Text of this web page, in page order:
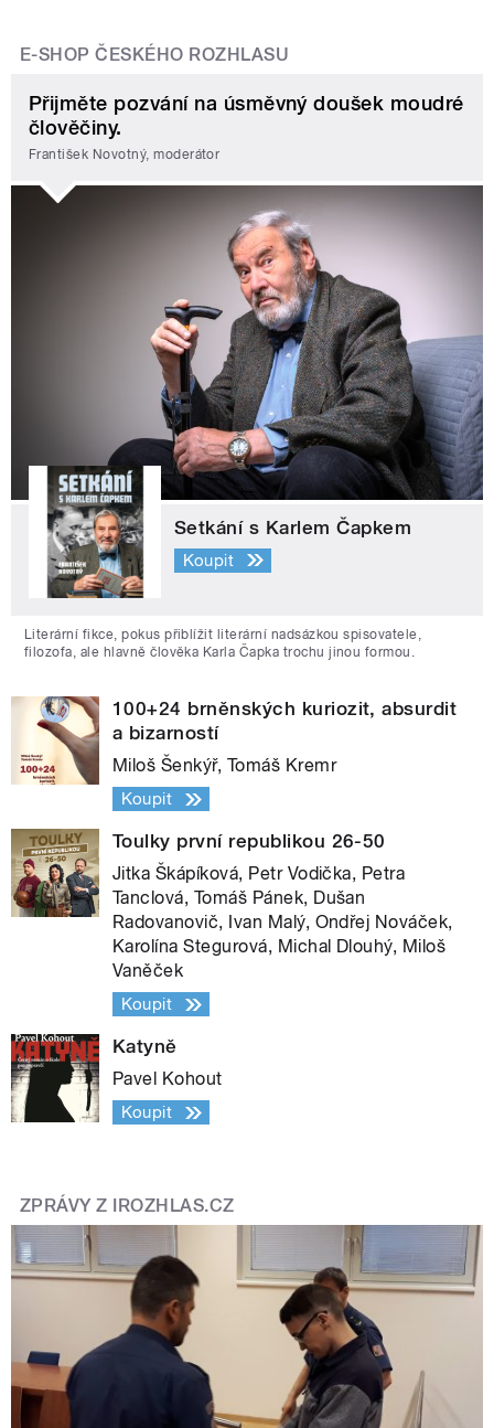
E-SHOP ČESKÉHO ROZHLASU
Přijměte pozvání na úsměvný doušek moudré
člověčiny.
František Novotný, moderátor
Setkání s Karlem Čapkem
Koupit
Literární fikce, pokus přiblížit literární nadsázkou spisovatele,
filozofa, ale hlavně člověka Karla Čapka trochu jinou formou.
100+24 brněnských kuriozit, absurdit
a bizarností
Miloš Šenkýř, Tomáš Kremr
Koupit
Toulky první republikou 26-50
Jitka Škápíková, Petr Vodička, Petra
Tanclová, Tomáš Pánek, Dušan
Radovanovič, Ivan Malý, Ondřej Nováček,
Karolína Stegurová, Michal Dlouhý, Miloš
Vaněček
Koupit
Katyně
Pavel Kohout
Koupit
ZPRÁVY Z IROZHLAS.CZ